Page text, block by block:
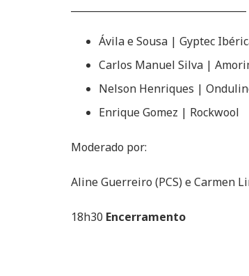
Ávila e Sousa | Gyptec
Carlos Manuel Silva |
Nelson Henriques |
Enrique Gomez | Rockwool
Moderado por:
Aline Guerreiro (PCS) e Carmen
18h30 Encerramento